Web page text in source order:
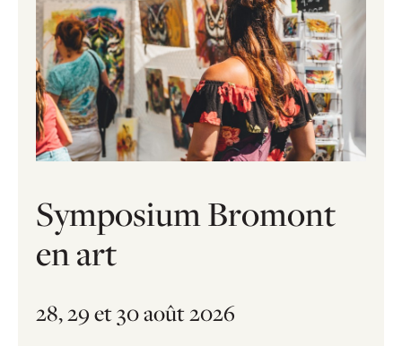
Symposium Bromont
en art
28, 29 et 30 août 2026